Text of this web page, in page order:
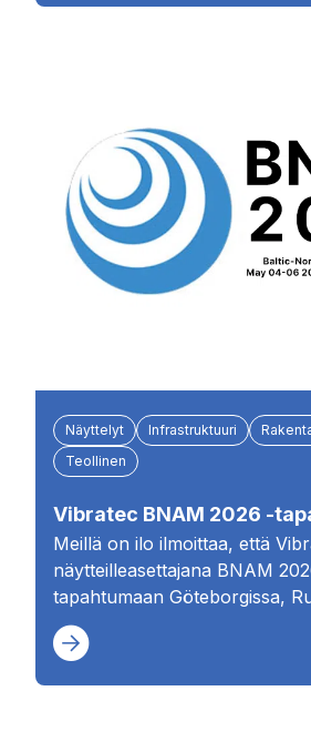
Näyttelyt Infrastruktuuri
Teollinen
Vibratec BNAM 2026 -
Meillä on ilo ilmoittaa, että
näytteilleasettajana BNAM
tapahtumaan Göteborgissa,